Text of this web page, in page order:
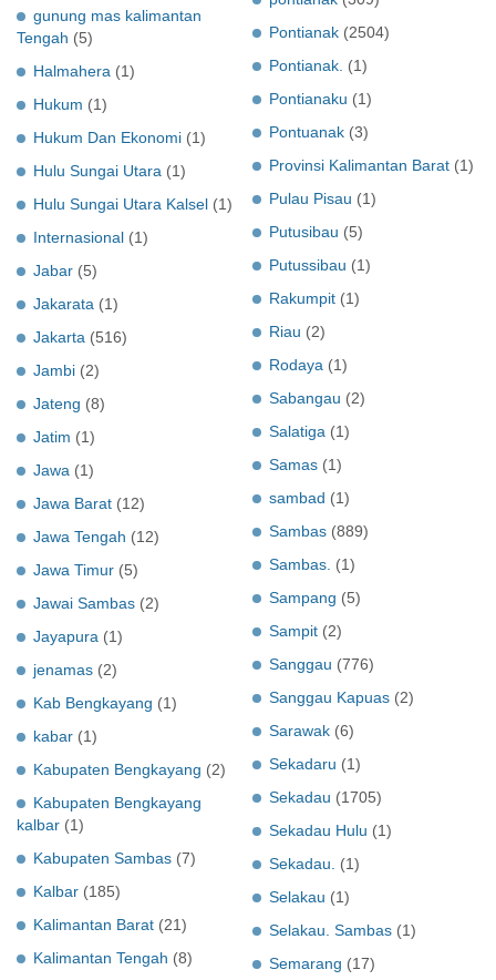
gunung mas kalimantan
Tengah (5)
Halmahera (1)
Hukum (1)
Hukum Dan Ekonomi (1)
Hulu Sungai Utara (1)
Hulu Sungai Utara Kalsel (1)
Internasional (1)
Jabar (5)
Jakarata (1)
Jakarta (516)
Jambi (2)
Jateng (8)
Jatim (1)
Jawa (1)
Jawa Barat (12)
Jawa Tengah (12)
Jawa Timur (5)
Jawai Sambas (2)
Jayapura (1)
jenamas (2)
Kab Bengkayang (1)
kabar (1)
Kabupaten Bengkayang (2)
Kabupaten Bengkayang
kalbar (1)
Kabupaten Sambas (7)
Kalbar (185)
Kalimantan Barat (21)
Kalimantan Tengah (8)
Pontianak (2504)
Pontianak. (1)
Pontianaku (1)
Pontuanak (3)
Provinsi Kalimantan Barat (1)
Pulau Pisau (1)
Putusibau (5)
Putussibau (1)
Rakumpit (1)
Riau (2)
Rodaya (1)
Sabangau (2)
Salatiga (1)
Samas (1)
sambad (1)
Sambas (889)
Sambas. (1)
Sampang (5)
Sampit (2)
Sanggau (776)
Sanggau Kapuas (2)
Sarawak (6)
Sekadaru (1)
Sekadau (1705)
Sekadau Hulu (1)
Sekadau.
(1)
Selakau (1)
Selakau. Sambas (1)
Semarang (17)